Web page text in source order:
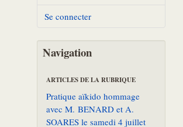
Se connecter
Navigation
ARTICLES DE LA RUBRIQUE
Pratique aïkido hommage
avec M. BENARD et A.
SOARES le samedi 4 juillet